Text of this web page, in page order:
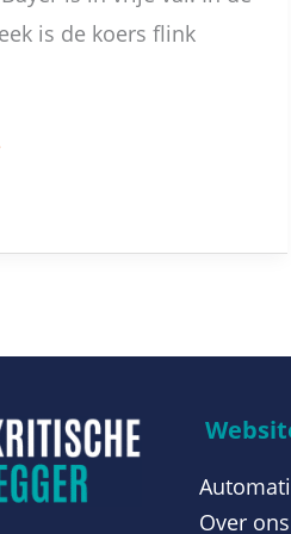
is de koers flink
Over ons